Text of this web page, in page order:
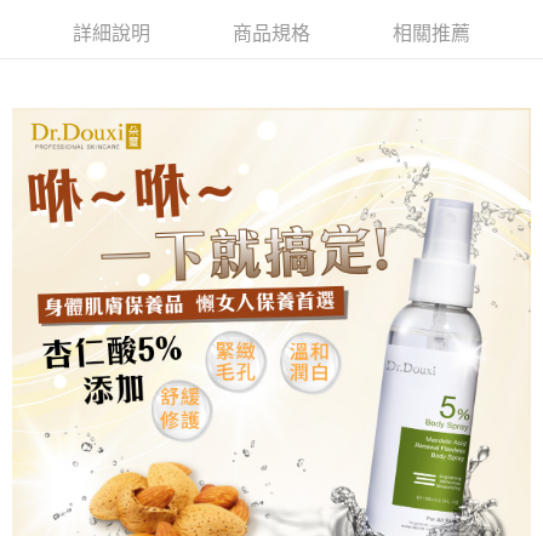
1.分期款項不併入電信帳單，「大哥付你分期」於每月結算日後寄送繳費提
【注意事項】
1.本服務係由「台灣大哥大股份有限公司」（以下簡稱本公司）所提供，讓
用戶於交易時，得透過本服務購買商品或服務，並由商店將買賣／分期付款
買賣價金債權讓與本公司後，依約使用本公司帳單繳交帳款。
2.基於同意付款使用「大哥付你分期」之契約關係目的，商店將以您的個人
資料（包含姓名、電話或地址）提供予台灣大哥大進項蒐集、處理及利用，
由本公司與您本人進行分期帳單所需資料之確認、核對及更正。
3.完整用戶服務條款，請詳閱以下連結：https://oppay.tw/userRule
【「AFTEE先享後付」結帳流程】
２．訂單成立數日內，您將收到繳費通知簡訊。
３．收到繳費通知簡訊後14天內，點擊此簡訊中的連結，可透過四大超商／
ATM／網路銀行／等多元方式進行付款，方視為交易完成。
※ 請注意：結帳手續完成當下不需立刻繳費，但若您需要取消訂單，請聯絡
購買商品的店家。未經商家同意取消之訂單仍視為有效，需透過AFTEE先享
後付繳納相關費用。
※ 交易是否成功請以「AFTEE先享後付 」之結帳頁面顯示為準，若有關於
是否繳費成功／繳費後需取消欲退款等相關疑問，請聯繫「AFTEE先享後付
客戶支援中心」
https://netprotections.freshdesk.com/support/home
【注意事項】
１．透過由恩沛科技股份有限公司提供之「AFTEE先享後付」服務完成之交
易，需依本服務之必要範圍內提供個人資料，並將交易相關給付款項請求債
權轉讓予恩沛科技股份有限公司。
２．關於個人資料處理事宜，請瀏覽以下網址：
https://aftee.tw/terms/#terms3
３．未成年的使用者請事先徵得法定代理人或監護人之同意方可使用
「AFTEE先享後付」，若未經同意申辦者引起之損失，本公司不負相關責
４．使用「AFTEE先享後付」時，將依據個別帳號之用戶狀況，依本公司即
付款後全家取貨
每筆NT$70，滿NT$1,000(含以上)免運費
萊爾富取貨付款
每筆NT$70，滿NT$1,000(含以上)免運費
付款後萊爾富取貨
每筆NT$70，滿NT$1,000(含以上)免運費
7-11付款取貨
每筆NT$70，滿NT$1,000(含以上)免運費
付款後7-11取貨
每筆NT$70，滿NT$1,000(含以上)免運費
詳細說明 商品規格 相關推薦